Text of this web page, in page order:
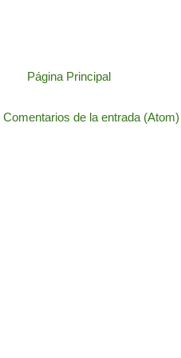
Página Principal
Comentarios de la entrada (Atom)